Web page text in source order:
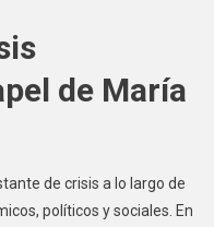
de María
de crisis a lo largo de
políticos y sociales. En